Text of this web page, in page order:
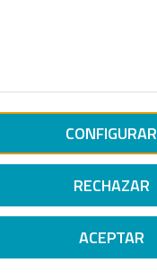
CONFIGURAR
RECHAZAR
ACEPTAR